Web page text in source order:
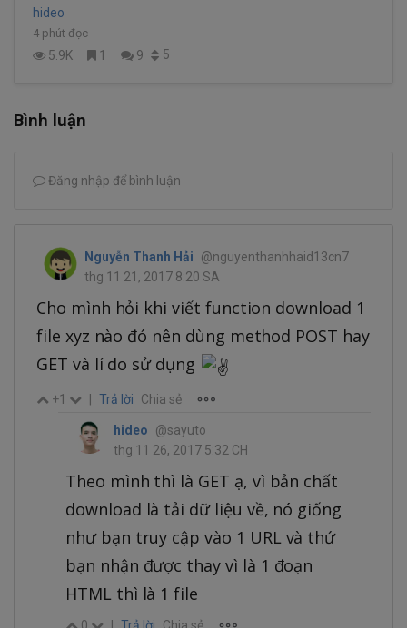
hideo
4 phút đọc
5.9K 1 9 5
Bình luận
Đăng nhập để bình luận
Nguyễn Thanh Hải
@nguyenthanhhaid13cn7
thg 11 21, 2017 8:20 SA
Cho mình hỏi khi viết function download 1
file xyz nào đó nên dùng method POST hay
GET và lí do sử dụng
+1 Trả lời Chia sẻ
hideo
@sayuto
thg 11 26, 2017 5:32 CH
Theo mình thì là GET ạ, vì bản chất
download là tải dữ liệu về, nó giống
như bạn truy cập vào 1 URL và thứ
bạn nhận được thay vì là 1 đoạn
HTML thì là 1 file
0 Trả lời Chia sẻ